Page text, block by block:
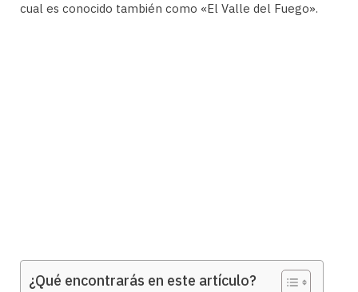
cual es conocido también como «El Valle del Fuego».
¿Qué encontrarás en este artículo?